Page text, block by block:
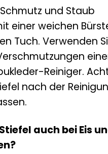
und Staub
einer weichen
Tuch. Verwenden
Reiniger.
nach der
auch bei Eis